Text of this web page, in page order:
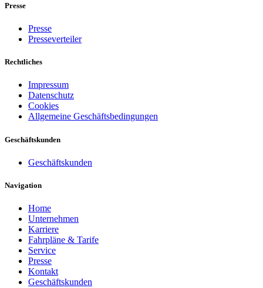
Presse
Presse
Presseverteiler
Rechtliches
Impressum
Datenschutz
Cookies
Allgemeine Geschäftsbedingungen
Geschäftskunden
Geschäftskunden
Navigation
Home
Unternehmen
Karriere
Fahrpläne & Tarife
Service
Presse
Kontakt
Geschäftskunden